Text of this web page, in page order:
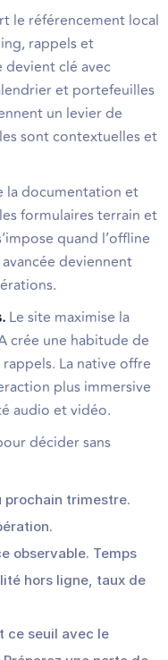
le référencement local
rappels et
devient clé avec
et portefeuilles
un levier de
sont contextuelles et
la documentation et
formulaires terrain et
quand l’offline
deviennent
Le site maximise la
crée une habitude de
La native offre
plus immersive
audio et vidéo.
décider sans
prochain trimestre.
observable. Temps
hors ligne, taux de
ce seuil avec le